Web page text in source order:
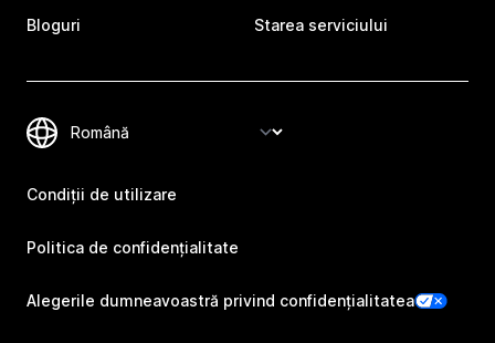
Bloguri Starea serviciului
Condiții de utilizare
Politica de confidențialitate
Alegerile dumneavoastră privind confidențialitatea